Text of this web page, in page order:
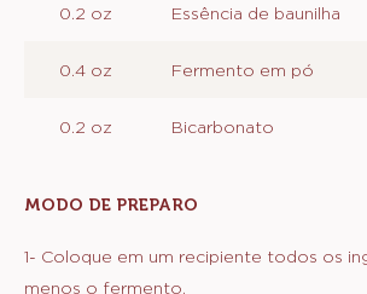
0.2 oz Essência de baunilha
0.4 oz Fermento em pó
0.2 oz Bicarbonato
MODO DE PREPARO
1- Coloque em um recipiente todos os
menos o fermento.